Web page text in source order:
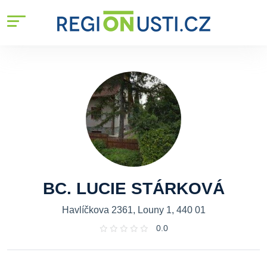
BC. LUCIE STÁRKOVÁ
Havlíčkova 2361, Louny 1, 440 01
0.0